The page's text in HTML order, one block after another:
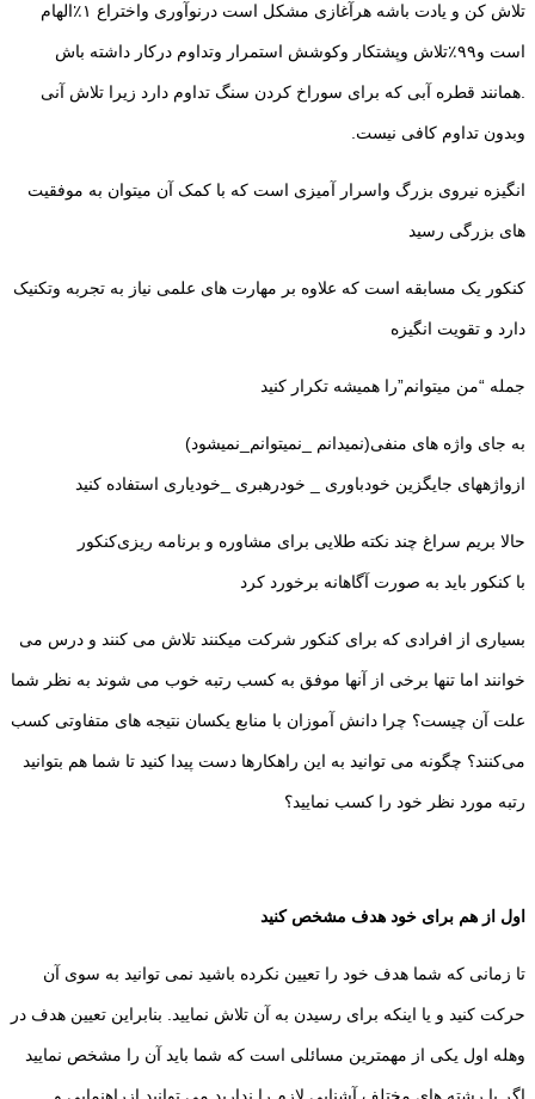
تلاش کن و یادت باشه هرآغازی مشکل است درنوآوری واختراع ۱٪الهام
است و۹۹٪تلاش وپشتکار وکوشش استمرار وتداوم درکار داشته باش
.همانند قطره آبی که برای سوراخ کردن سنگ تداوم دارد زیرا تلاش آنی
وبدون تداوم کافی نیست.
انگیزه نیروی بزرگ واسرار آمیزی است که با کمک آن میتوان به موفقیت
های بزرگی رسید
کنکور یک مسابقه است که علاوه بر مهارت های علمی نیاز به تجربه وتکنیک
دارد و تقویت انگیزه
جمله “من میتوانم”را همیشه تکرار کنید
به جای واژه های منفی(نمیدانم _نمیتوانم_نمیشود)
ازواژههای جایگزین خودباوری _ خودرهبری _خودیاری استفاده کنید
حالا بریم سراغ چند نکته طلایی برای مشاوره و برنامه ریزی‌کنکور
با کنکور باید به صورت آگاهانه برخورد کرد
بسیاری از افرادی که برای کنکور شرکت میکنند تلاش می کنند و درس می
خوانند اما تنها برخی از آنها موفق به کسب رتبه خوب می شوند به نظر شما
علت آن چیست؟ چرا دانش آموزان با منابع یکسان نتیجه های متفاوتی کسب
می‌کنند؟ چگونه می توانید به این راهکارها دست پیدا کنید تا شما هم بتوانید
رتبه مورد نظر خود را کسب نمایید؟
اول از هم برای خود هدف مشخص کنید
تا زمانی که شما هدف خود را تعیین نکرده باشید نمی توانید به سوی آن
حرکت کنید و یا اینکه برای رسیدن به آن تلاش نمایید. بنابراین تعیین هدف در
وهله اول یکی از مهمترین مسائلی است که شما باید آن را مشخص نمایید